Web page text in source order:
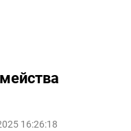
16:26:18